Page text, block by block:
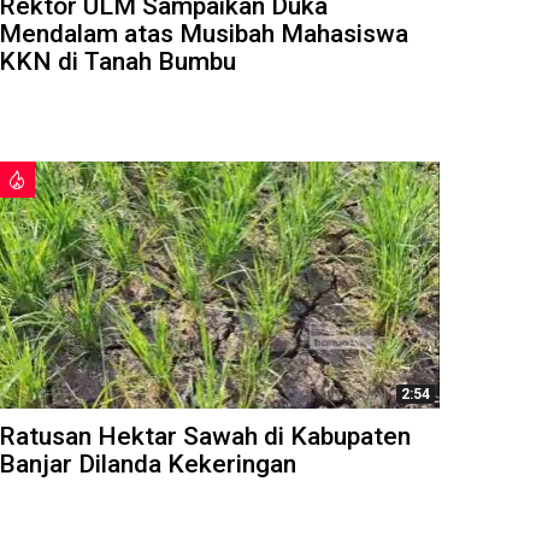
Rektor ULM Sampaikan Duka
Mendalam atas Musibah Mahasiswa
KKN di Tanah Bumbu
2:54
Ratusan Hektar Sawah di Kabupaten
Banjar Dilanda Kekeringan